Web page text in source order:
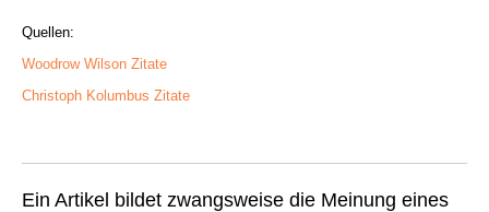
Quellen:
Woodrow Wilson Zitate
Christoph Kolumbus Zitate
Ein Artikel bildet zwangsweise die Meinung eines